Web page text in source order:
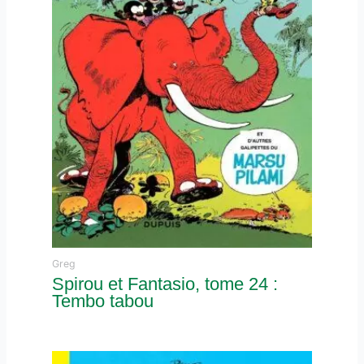
Greg
Spirou et Fantasio, tome 24 :
Tembo tabou